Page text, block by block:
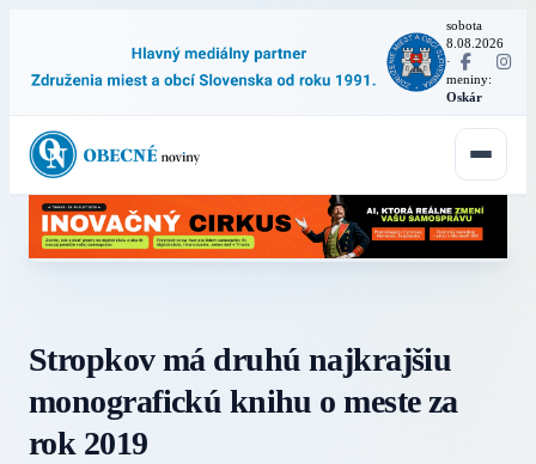
sobota
8.08.2026
·
meniny:
Oskár
Stropkov má druhú najkrajšiu
monografickú knihu o meste za
rok 2019